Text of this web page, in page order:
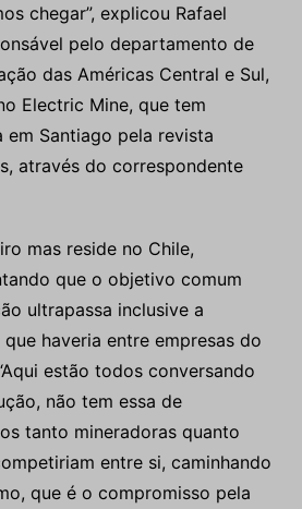
chegar”, explicou Rafael
pelo departamento de
das Américas Central e Sul,
Electric Mine, que tem
Santiago pela revista
através do correspondente
mas reside no Chile,
que o objetivo comum
ultrapassa inclusive a
haveria entre empresas do
estão todos conversando
não tem essa de
tanto mineradoras quanto
entre si, caminhando
que é o compromisso pela